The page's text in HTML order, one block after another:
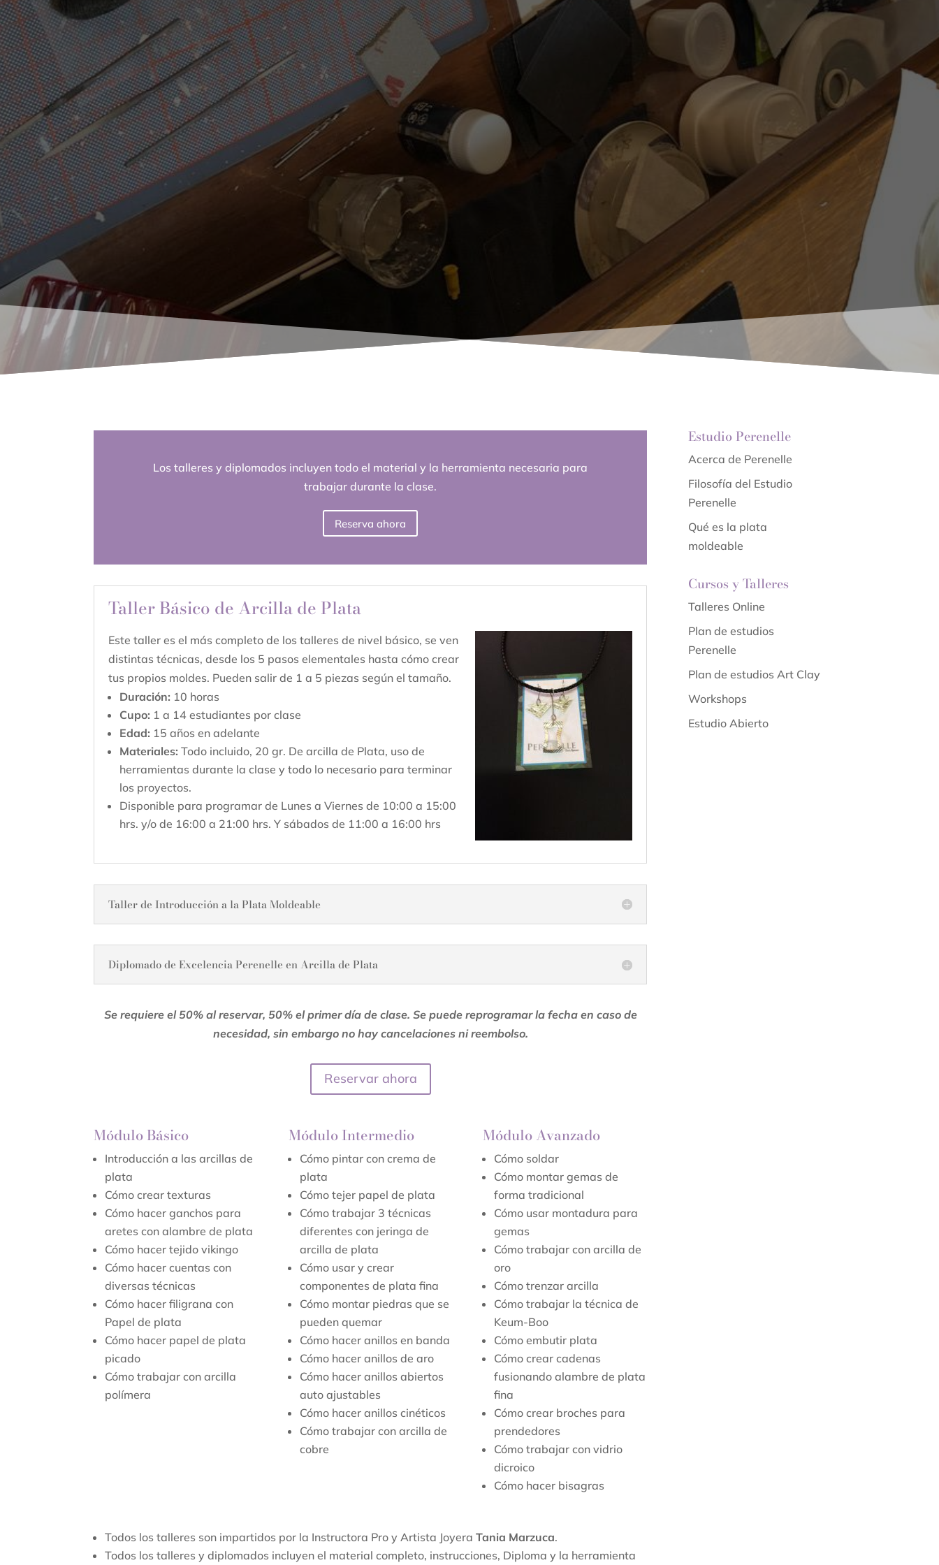
Los talleres y diplomados incluyen todo el material y la herramienta necesaria para
trabajar durante la clase.
Reserva ahora
Taller Básico de Arcilla de Plata
Este taller es el más completo de los talleres de nivel básico, se ven
distintas técnicas, desde los 5 pasos elementales hasta cómo crear
tus propios moldes. Pueden salir de 1 a 5 piezas según el tamaño.
Duración: 10 horas
Cupo: 1 a 14 estudiantes por clase
Edad: 15 años en adelante
Materiales: Todo incluido, 20 gr. De arcilla de Plata, uso de
herramientas durante la clase y todo lo necesario para terminar
los proyectos.
Disponible para programar de Lunes a Viernes de 10:00 a 15:00
hrs. y/o de 16:00 a 21:00 hrs. Y sábados de 11:00 a 16:00 hrs
Taller de Introducción a la Plata Moldeable
Diplomado de Excelencia Perenelle en Arcilla de Plata
Se requiere el 50% al reservar, 50% el primer día de clase. Se puede reprogramar la fecha en caso de
necesidad, sin embargo no hay cancelaciones ni reembolso.
Reservar ahora
Módulo Básico
Introducción a las arcillas de
plata
Cómo crear texturas
Cómo hacer ganchos para
aretes con alambre de plata
Cómo hacer tejido vikingo
Cómo hacer cuentas con
diversas técnicas
Cómo hacer filigrana con
Papel de plata
Cómo hacer papel de plata
picado
Cómo trabajar con arcilla
polímera
Módulo Intermedio
Cómo pintar con crema de
plata
Cómo tejer papel de plata
Cómo trabajar 3 técnicas
diferentes con jeringa de
arcilla de plata
Cómo usar y crear
componentes de plata fina
Cómo montar piedras que se
pueden quemar
Cómo hacer anillos en banda
Cómo hacer anillos de aro
Cómo hacer anillos abiertos
auto ajustables
Cómo hacer anillos cinéticos
Cómo trabajar con arcilla de
cobre
Módulo Avanzado
Cómo soldar
Cómo montar gemas de
forma tradicional
Cómo usar montadura para
gemas
Cómo trabajar con arcilla de
oro
Cómo trenzar arcilla
Cómo trabajar la técnica de
Keum-Boo
Cómo embutir plata
Cómo crear cadenas
fusionando alambre de plata
fina
Cómo crear broches para
prendedores
Cómo trabajar con vidrio
dicroico
Cómo hacer bisagras
Todos los talleres son impartidos por la Instructora Pro y Artista JoyeraTania Marzuca.
Todos los talleres y diplomados incluyen el material completo, instrucciones, Diploma y la herramienta
Estudio Perenelle
Acerca de Perenelle
Filosofía del Estudio
Perenelle
Qué es la plata
moldeable
Cursos y Talleres
Talleres Online
Plan de estudios
Perenelle
Plan de estudios Art Clay
Workshops
Estudio Abierto